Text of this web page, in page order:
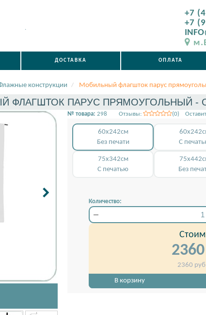
.
+7
+7
ДОСТАВКА ОПЛАТА
конструкции Мобильный флагшток парус
ФЛАГШТОК ПАРУС ПРЯМОУГОЛЬНЫЙ -
Флажные конструкции для улицы
№ товара: 298 Отзывы: (0)
60x242см
Без печати
С
75x342см
С печатью
Без
Количество:
2360
2360
В корзину